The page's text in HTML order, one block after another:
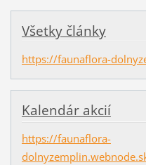
Všetky články
https://faunaflora-
Kalendár akcií
https://faunaflora-